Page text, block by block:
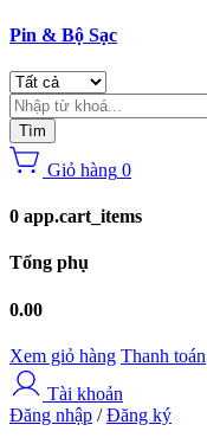
Pin & Bộ Sạc
Tìm
Giỏ hàng 0
0 app.cart_items
Tổng phụ
0.00
Xem giỏ hàng Thanh toán
Tài khoản
Đăng nhập / Đăng ký